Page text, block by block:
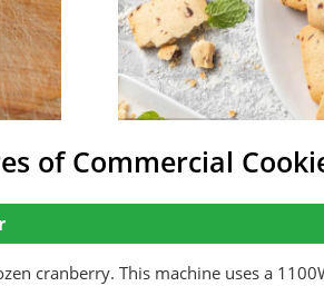
of Commercial
cranberry. This machine uses a